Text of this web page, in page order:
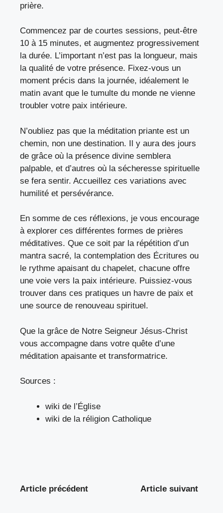
prière.
Commencez par de courtes sessions, peut-être
10 à 15 minutes, et augmentez progressivement
la durée. L’important n’est pas la longueur, mais
la qualité de votre présence. Fixez-vous un
moment précis dans la journée, idéalement le
matin avant que le tumulte du monde ne vienne
troubler votre paix intérieure.
N’oubliez pas que la méditation priante est un
chemin, non une destination. Il y aura des jours
de grâce où la présence divine semblera
palpable, et d’autres où la sécheresse spirituelle
se fera sentir. Accueillez ces variations avec
humilité et persévérance.
En somme de ces réflexions, je vous encourage
à explorer ces différentes formes de prières
méditatives. Que ce soit par la répétition d’un
mantra sacré, la contemplation des Écritures ou
le rythme apaisant du chapelet, chacune offre
une voie vers la paix intérieure. Puissiez-vous
trouver dans ces pratiques un havre de paix et
une source de renouveau spirituel.
Que la grâce de Notre Seigneur Jésus-Christ
vous accompagne dans votre quête d’une
méditation apaisante et transformatrice.
Sources :
wiki de l’Église
wiki de la réligion Catholique
Article précédent Article suivant